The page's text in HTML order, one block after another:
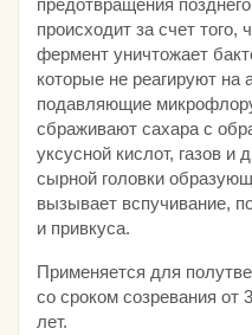
происходит за счет того,
фермент уничтожает
которые не реагируют на
подавляющие
сбраживают сахара с
уксусной кислот, газов и
сырной головки
вызывает вспучивание,
и привкуса.
Применяется для
со сроком созревания от
лет.